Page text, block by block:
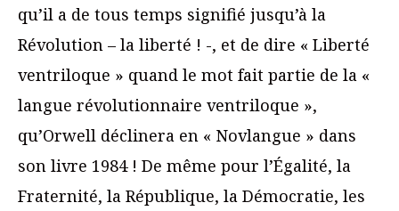
qu’il a de tous temps signifié jusqu’à la
Révolution – la liberté ! -, et de dire « Liberté
ventriloque » quand le mot fait partie de la «
langue révolutionnaire ventriloque »,
qu’Orwell déclinera en « Novlangue » dans
son livre 1984 ! De même pour l’Égalité, la
Fraternité, la République, la Démocratie, les